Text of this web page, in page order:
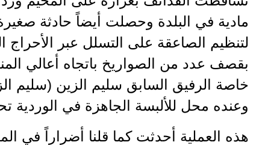
مادية في البلدة وحصلت أيضاً حادثة
لتنظيم الصاعقة على التسلل عبر
بقصف عدد من الصواريخ باتجاه أعالي
خاصة الرفيق السابق سليم الزين (سليم
وعنده محل للألبسة الجاهزة في الوردية
هذه العملية أحدثت كما قلنا أضراراً في